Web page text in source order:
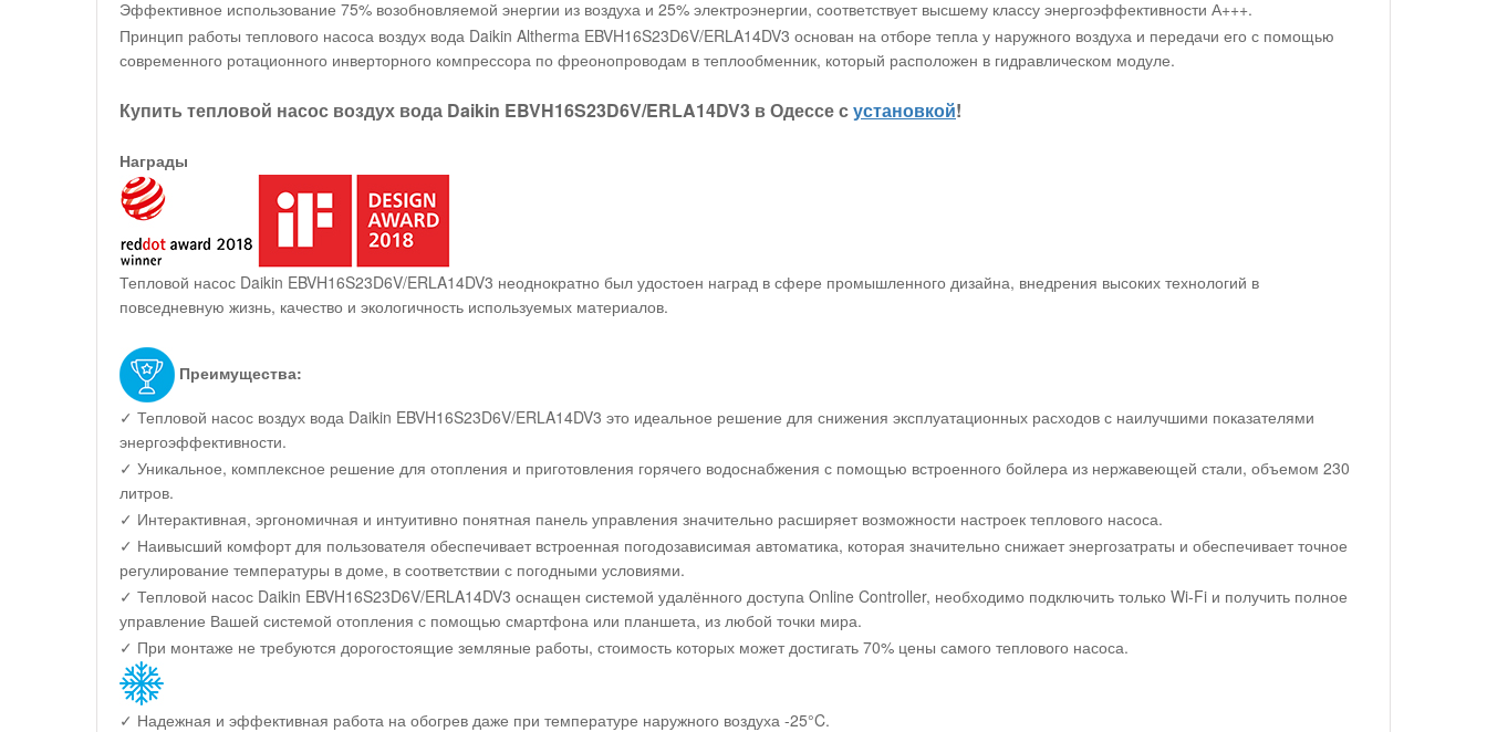
Эффективное использование 75% возобновляемой энергии из воздуха и 25% электроэнергии, соответствует высшему классу энергоэффективности А+++.
Принцип работы теплового насоса воздух вода Daikin Altherma EBVH16S23D6V/ERLA14DV3 основан на отборе тепла у наружного воздуха и передачи его с помощью
современного ротационного инверторного компрессора по фреонопроводам в теплообменник, который расположен в гидравлическом модуле.
Купить тепловой насос воздух вода Daikin EBVH16S23D6V/ERLA14DV3 в Одессе сустановкой!
Награды
Тепловой насос Daikin EBVH16S23D6V/ERLA14DV3 неоднократно был удостоен наград в сфере промышленного дизайна, внедрения высоких технологий в
повседневную жизнь, качество и экологичность используемых материалов.
Преимущества:
✓ Тепловой насос воздух вода Daikin EBVH16S23D6V/ERLA14DV3 это идеальное решение для снижения эксплуатационных расходов с наилучшими показателями
энергоэффективности.
✓ Уникальное, комплексное решение для отопления и приготовления горячего водоснабжения с помощью встроенного бойлера из нержавеющей стали, объемом 230
литров.
✓ Интерактивная, эргономичная и интуитивно понятная панель управления значительно расширяет возможности настроек теплового насоса.
✓ Наивысший комфорт для пользователя обеспечивает встроенная погодозависимая автоматика, которая значительно снижает энергозатраты и обеспечивает точное
регулирование температуры в доме, в соответствии с погодными условиями.
✓ Тепловой насос Daikin EBVH16S23D6V/ERLA14DV3 оснащен системой удалённого доступа Online Controller, необходимо подключить только Wi-Fi и получить полное
управление Вашей системой отопления с помощью смартфона или планшета, из любой точки мира.
✓ При монтаже не требуются дорогостоящие земляные работы, стоимость которых может достигать 70% цены самого теплового насоса.
✓ Надежная и эффективная работа на обогрев даже при температуре наружного воздуха -25°C.